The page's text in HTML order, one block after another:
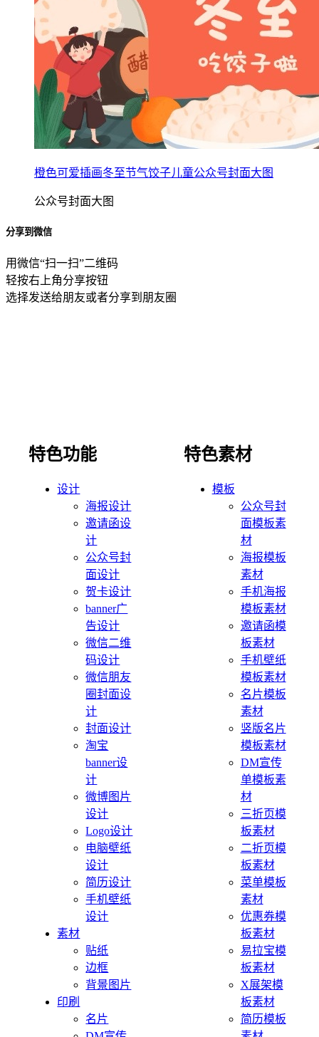
橙色可爱插画冬至节气饺子儿童公众号封面大图
公众号封面大图
分享到微信
用微信“扫一扫”二维码
轻按右上角分享按钮
选择发送给朋友或者分享到朋友圈
特色功能
设计
海报设计
邀请函设
计
公众号封
面设计
贺卡设计
banner广
告设计
微信二维
码设计
微信朋友
圈封面设
计
封面设计
淘宝
banner设
计
微博图片
设计
Logo设计
电脑壁纸
设计
简历设计
手机壁纸
设计
素材
贴纸
边框
背景图片
印刷
名片
特色素材
模板
公众号封
面模板素
材
海报模板
素材
手机海报
模板素材
邀请函模
板素材
手机壁纸
模板素材
名片模板
素材
竖版名片
模板素材
DM宣传
单模板素
材
三折页模
板素材
二折页模
板素材
菜单模板
素材
优惠券模
板素材
易拉宝模
板素材
X展架模
板素材
简历模板